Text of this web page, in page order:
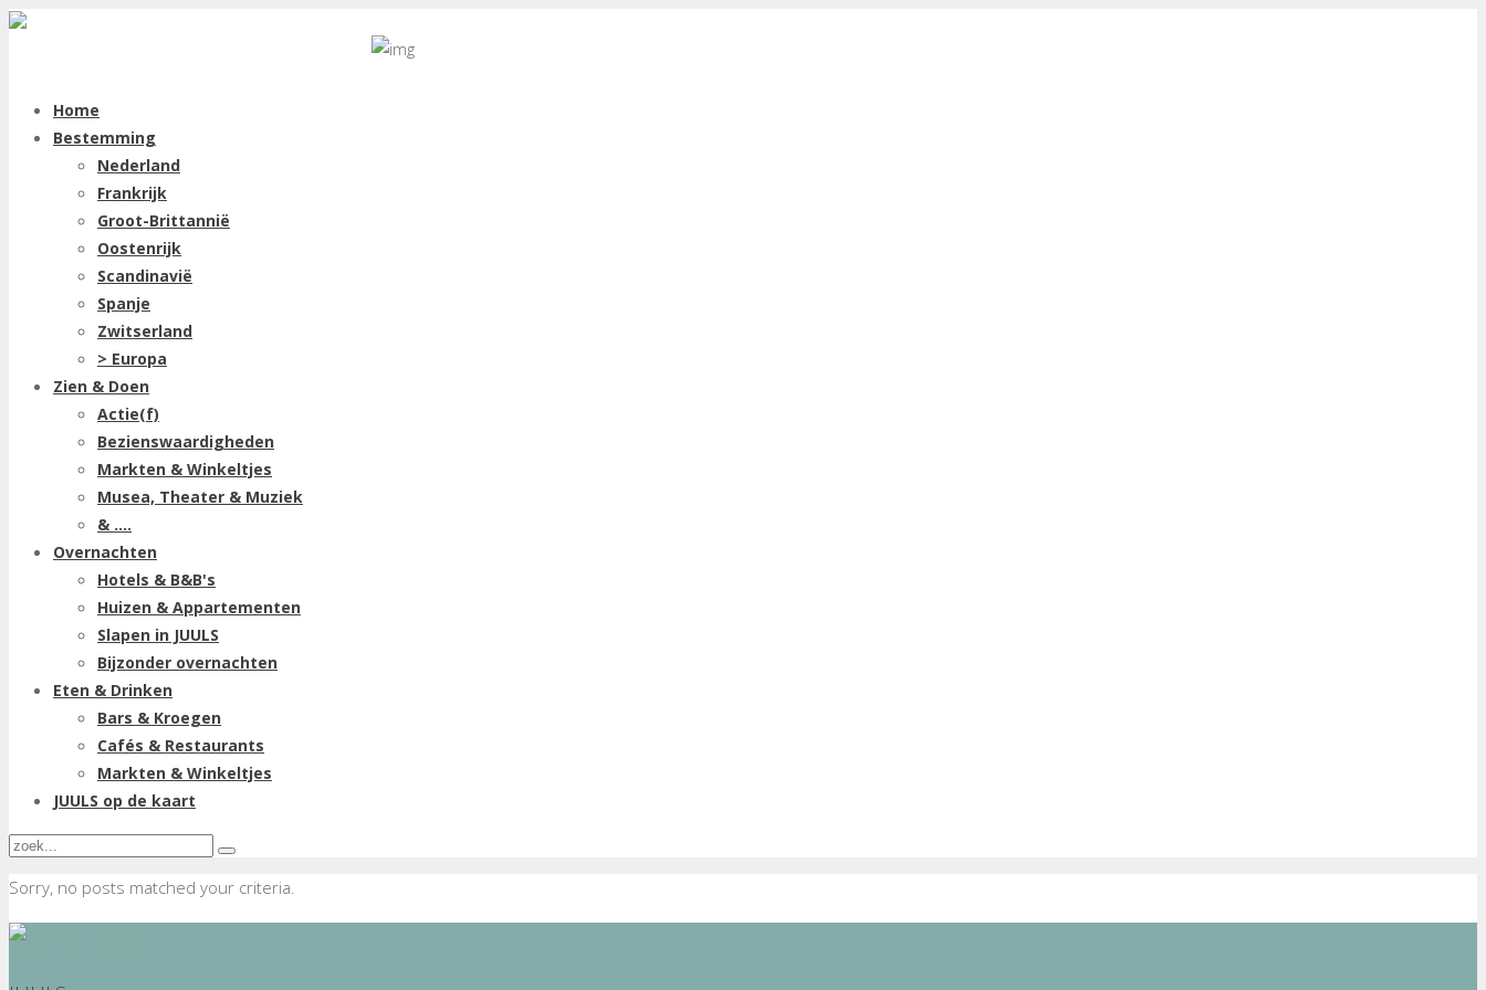
Home
Bestemming
Nederland
Frankrijk
Groot-Brittannië
Oostenrijk
Scandinavië
Spanje
Zwitserland
> Europa
Zien & Doen
Actie(f)
Bezienswaardigheden
Markten & Winkeltjes
Musea, Theater & Muziek
& ....
Overnachten
Hotels & B&B's
Huizen & Appartementen
Slapen in JUULS
Bijzonder overnachten
Eten & Drinken
Bars & Kroegen
Cafés & Restaurants
Markten & Winkeltjes
JUULS op de kaart
Sorry, no posts matched your criteria.